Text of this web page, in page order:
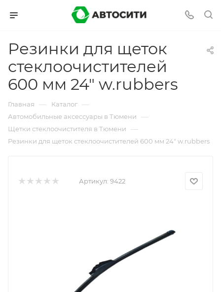
Резинки для щеток
стеклоочистителей
600 мм 24" w.rubbers
Главная — Каталог —
Автомобильные аксессуары в Тюмени —
Щетки стеклоочистителя в Тюмени —
Резинки для щеток стеклоочистителей 600 мм 24" w.rubbers
Артикул: 9422